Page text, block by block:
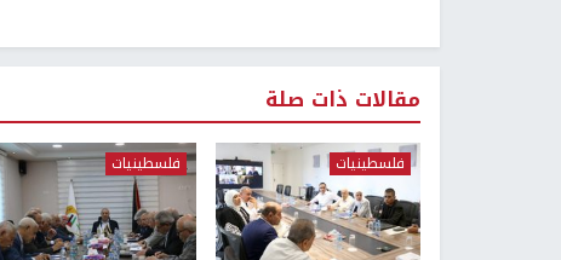
مقالات ذات صلة
فلسطينيات فلسطينيات